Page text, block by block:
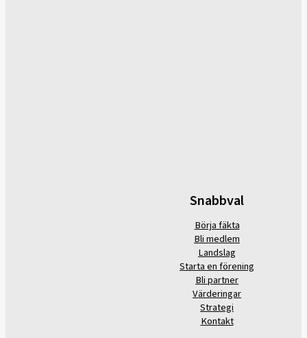
Snabbval
Börja fäkta
Bli medlem
Landslag
Starta en förening
Bli partner
Värderingar
Strategi
Kontakt